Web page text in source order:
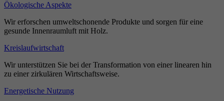
Ökologische Aspekte
Wir erforschen umweltschonende Produkte und sorgen für eine
gesunde Innenraumluft mit Holz.
Kreislaufwirtschaft
Wir unterstützen Sie bei der Transformation von einer linearen hin
zu einer zirkulären Wirtschaftsweise.
Energetische Nutzung